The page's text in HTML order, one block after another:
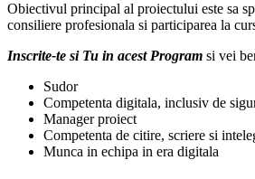
Obiectivul principal al proiectului este sa
consiliere profesionala si participarea la
Inscrite-te si Tu in acest Program si vei
Sudor
Competenta digitala, inclusiv de
Manager proiect
Competenta de citire, scriere si
Munca in echipa in era digitala